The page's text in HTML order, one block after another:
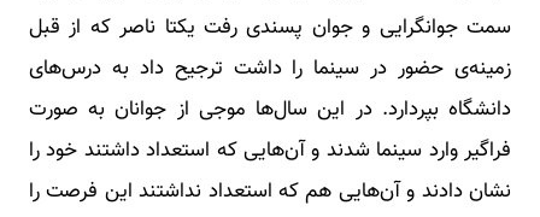
سمت جوانگرایی و جوان پسندی رفت یکتا ناصر که از قبل
زمینه‌ی حضور در سینما را داشت ترجیح داد به درس‌های
دانشگاه بپردارد. در این سال‌ها موجی از جوانان به صورت
فراگیر وارد سینما شدند و آن‌هایی که استعداد داشتند خود را
نشان دادند و آن‌هایی هم که استعداد نداشتند این فرصت را